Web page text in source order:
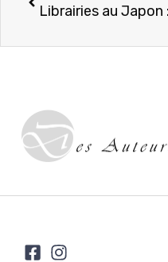
Librairies au